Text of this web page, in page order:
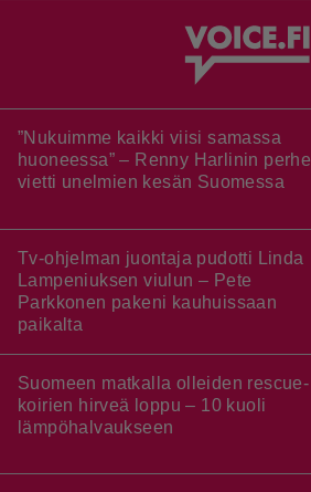
”Nukuimme kaikki viisi samassa
huoneessa” – Renny Harlinin perhe
vietti unelmien kesän Suomessa
Tv-ohjelman juontaja pudotti Linda
Lampeniuksen viulun – Pete
Parkkonen pakeni kauhuissaan
paikalta
Suomeen matkalla olleiden rescue-
koirien hirveä loppu – 10 kuoli
lämpöhalvaukseen